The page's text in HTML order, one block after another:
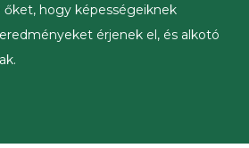
hogy képességeiknek
érjenek el, és alkotó